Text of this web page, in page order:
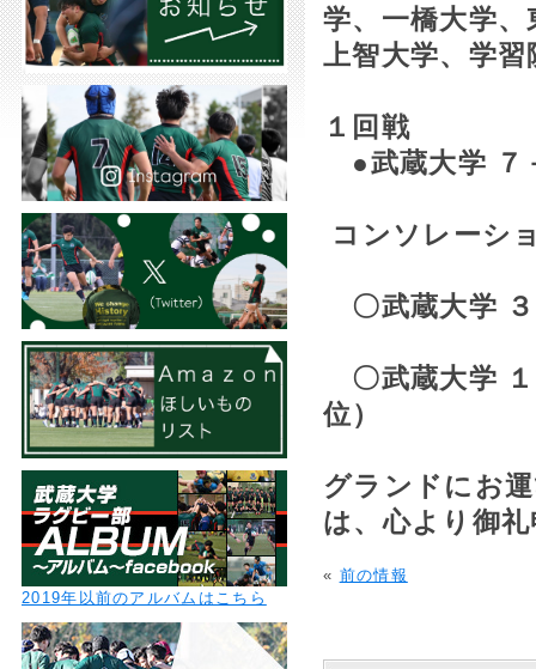
学、一橋大学
上智大学、学習
１回戦
●武蔵大学 ７
コンソレーシ
〇武蔵大学
〇武蔵大学 １
位）
グランドにお
は、心より御
« 前の情報
2019年以前のアルバムはこちら